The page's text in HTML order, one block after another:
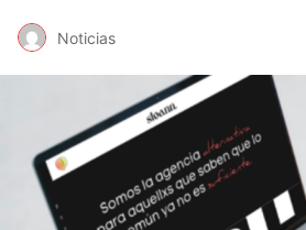
Noticias